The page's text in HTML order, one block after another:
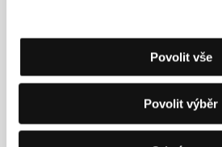
Povolit vše
Povolit výběr
Národní filmový archiv
Závišova 5, 140 00, Praha 4
Česká republika